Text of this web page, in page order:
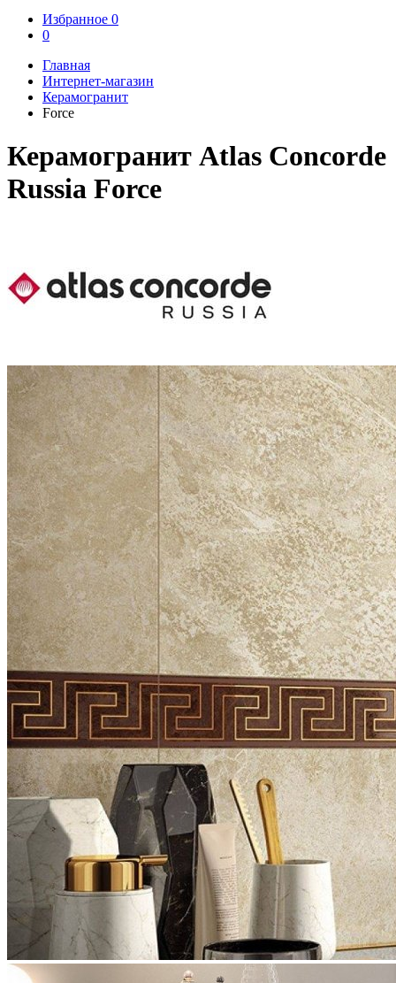
Избранное 0
0
Главная
Интернет-магазин
Керамогранит
Force
Керамогранит Atlas Concorde
Russia Force